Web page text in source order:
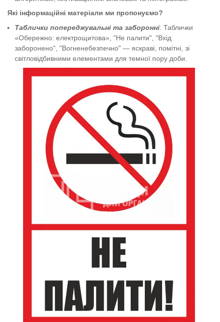
Які інформаційні матеріали ми пропонуємо?
Таблички попереджувальні та заборонні:Таблички
«Обережно: електрощитова» ,"Не палити", "Вхід
заборонено", "Вогненебезпечно" — яскраві, помітні, зі
світловідбивними елементами для темної пору доби.